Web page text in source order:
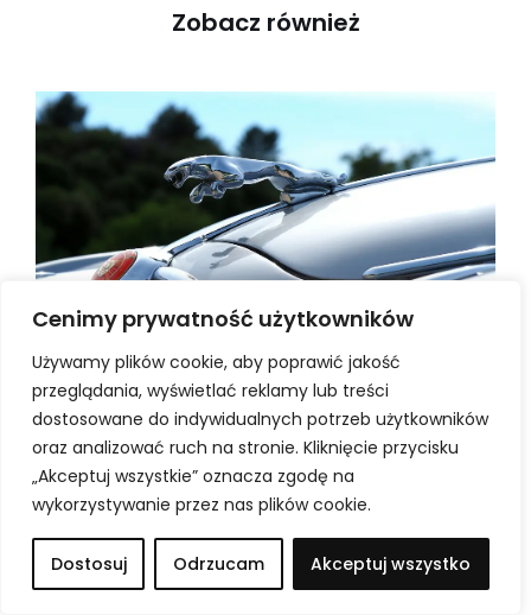
Cenimy prywatność użytkowników
Używamy plików cookie, aby poprawić jakość
przeglądania, wyświetlać reklamy lub treści
dostosowane do indywidualnych potrzeb użytkowników
oraz analizować ruch na stronie. Kliknięcie przycisku
„Akceptuj wszystkie” oznacza zgodę na
wykorzystywanie przez nas plików cookie.
Dostosuj Odrzucam Akceptuj wszystko
Zobacz również
Awaria pompy wody w Jaguarze –
objawy, przyczyny i kiedy konieczna
jest wymiana
Awaria pompy wody w samochodach marki Jaguar to
przegrzewać i ulec kosztownym uszkodzeniom. Szybkie
rozpoznanie problemu oraz odpowiednio przeprowadzona